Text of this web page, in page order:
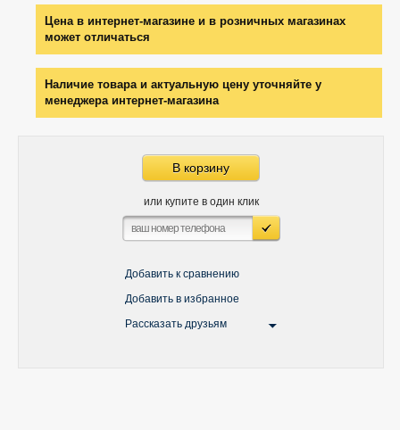
Цена в интернет-магазине и в розничных магазинах
может отличаться
Наличие товара и актуальную цену уточняйте у
менеджера интернет-магазина
В корзину
или купите в один клик
Добавить к сравнению
Добавить в избранное
Рассказать друзьям